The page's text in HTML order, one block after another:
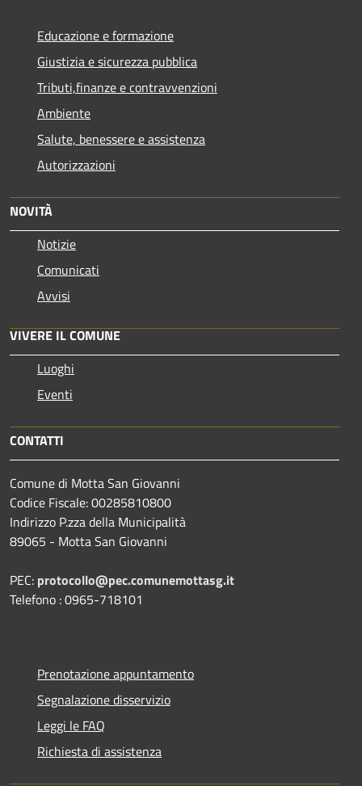
Educazione e formazione
Giustizia e sicurezza pubblica
Tributi,finanze e contravvenzioni
Ambiente
Salute, benessere e assistenza
Autorizzazioni
NOVITÀ
Notizie
Comunicati
Avvisi
VIVERE IL COMUNE
Luoghi
Eventi
CONTATTI
Comune di Motta San Giovanni
Codice Fiscale: 00285810800
Indirizzo P.zza della Municipalità
89065 - Motta San Giovanni
PEC: protocollo@pec.comunemottasg.it
Telefono : 0965-718101
Prenotazione appuntamento
Segnalazione disservizio
Leggi le FAQ
Richiesta di assistenza